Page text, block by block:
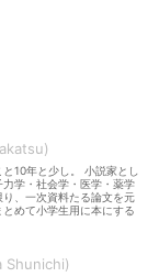
10年と少し。 小説家とし
学・社会学・医学・薬学
、一次資料たる論文を元
めて小学生用に本にする
Shunichi